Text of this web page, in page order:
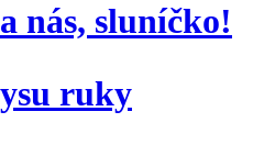
nás, sluníčko!
ruky